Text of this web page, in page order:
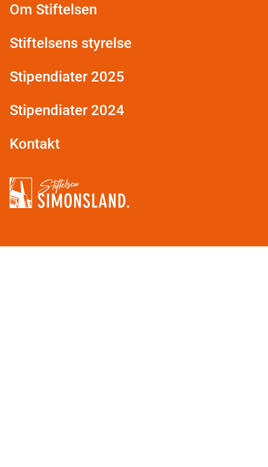
Stiftelsen Simonsland
Om Stiftelsen
Stiftelsens styrelse
Stipendiater 2025
Stipendiater 2024
Kontakt